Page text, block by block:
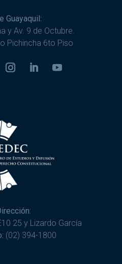
Guayaquil:
y Av. 9 de Octubre.
Pichincha 6to Piso
25 y Lizardo García
(02) 394-1800